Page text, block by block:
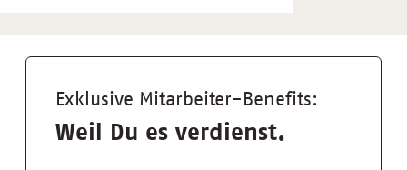
Exklusive Mitarbeiter-Benefits:
Weil Du es verdienst.